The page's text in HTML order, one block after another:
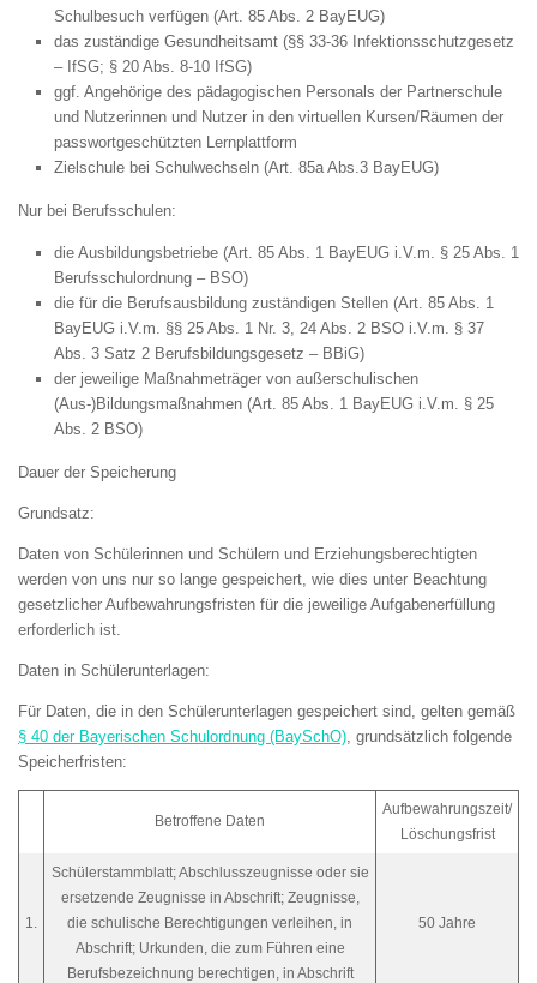
Schulbesuch verfügen (Art. 85 Abs. 2 BayEUG)
das zuständige Gesundheitsamt (§§ 33-36 Infektionsschutzgesetz
– IfSG; § 20 Abs. 8-10 IfSG)
ggf. Angehörige des pädagogischen Personals der Partnerschule
und Nutzerinnen und Nutzer in den virtuellen Kursen/Räumen der
passwortgeschützten Lernplattform
Zielschule bei Schulwechseln (Art. 85a Abs.3 BayEUG)
Nur bei Berufsschulen:
die Ausbildungsbetriebe (Art. 85 Abs. 1 BayEUG i.V.m. § 25 Abs. 1
Berufsschulordnung – BSO)
die für die Berufsausbildung zuständigen Stellen (Art. 85 Abs. 1
BayEUG i.V.m. §§ 25 Abs. 1 Nr. 3, 24 Abs. 2 BSO i.V.m. § 37
Abs. 3 Satz 2 Berufsbildungsgesetz – BBiG)
der jeweilige Maßnahmeträger von außerschulischen
(Aus-)Bildungsmaßnahmen (Art. 85 Abs. 1 BayEUG i.V.m. § 25
Abs. 2 BSO)
Dauer der Speicherung
Grundsatz:
Daten von Schülerinnen und Schülern und Erziehungsberechtigten
werden von uns nur so lange gespeichert, wie dies unter Beachtung
gesetzlicher Aufbewahrungsfristen für die jeweilige Aufgabenerfüllung
erforderlich ist.
Daten in Schülerunterlagen:
Für Daten, die in den Schülerunterlagen gespeichert sind, gelten gemäß
§ 40 der Bayerischen Schulordnung (BaySchO), grundsätzlich folgende
Speicherfristen:
Betroffene Daten
Aufbewahrungszeit/
Löschungsfrist
1.
Schülerstammblatt; Abschlusszeugnisse oder sie
ersetzende Zeugnisse in Abschrift; Zeugnisse,
die schulische Berechtigungen verleihen, in
Abschrift; Urkunden, die zum Führen eine
Berufsbezeichnung berechtigen, in Abschrift
50 Jahre